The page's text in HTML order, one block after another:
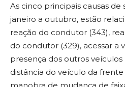
As cinco principais causas de
janeiro a outubro, estão
reação do condutor (343),
do condutor (329), acessar a
presença dos outros
distância do veículo da frente
manobra de mudança de